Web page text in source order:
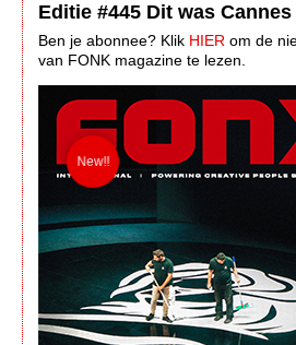
Editie #445 Dit was Cannes
Ben je abonnee? Klik HIER om de
van FONK magazine te lezen.